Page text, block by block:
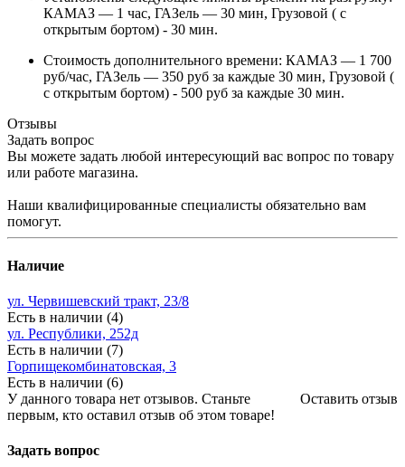
КАМАЗ — 1 час, ГАЗель — 30 мин, Грузовой ( с
открытым бортом) - 30 мин.
Стоимость дополнительного времени: КАМАЗ — 1 700
руб/час, ГАЗель — 350 руб за каждые 30 мин, Грузовой (
с открытым бортом) - 500 руб за каждые 30 мин.
Отзывы
Задать вопрос
Вы можете задать любой интересующий вас вопрос по товару
или работе магазина.
Наши квалифицированные специалисты обязательно вам
помогут.
Наличие
ул. Червишевский тракт, 23/8
Есть в наличии (4)
ул. Республики, 252д
Есть в наличии (7)
Горпищекомбинатовская, 3
Есть в наличии (6)
Оставить отзыв
У данного товара нет отзывов. Станьте
первым, кто оставил отзыв об этом товаре!
Задать вопрос